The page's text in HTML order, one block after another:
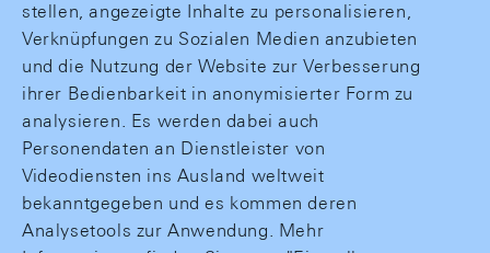
stellen, angezeigte Inhalte zu personalisieren,
Verknüpfungen zu Sozialen Medien anzubieten
und die Nutzung der Website zur Verbesserung
ihrer Bedienbarkeit in anonymisierter Form zu
analysieren. Es werden dabei auch
Personendaten an Dienstleister von
Videodiensten ins Ausland weltweit
bekanntgegeben und es kommen deren
Analysetools zur Anwendung. Mehr